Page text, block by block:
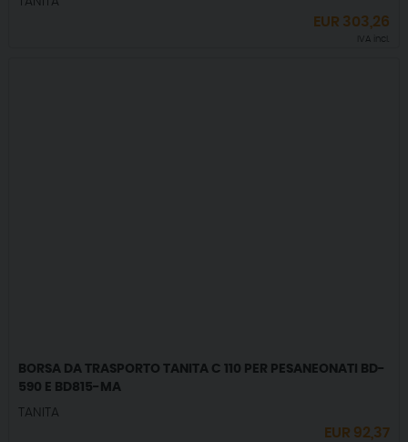
EUR 303,26
IVA incl.
BORSA DA TRASPORTO TANITA C 110 PER PESANEONATI BD-
590 E BD815-MA
TANITA
EUR 92,37